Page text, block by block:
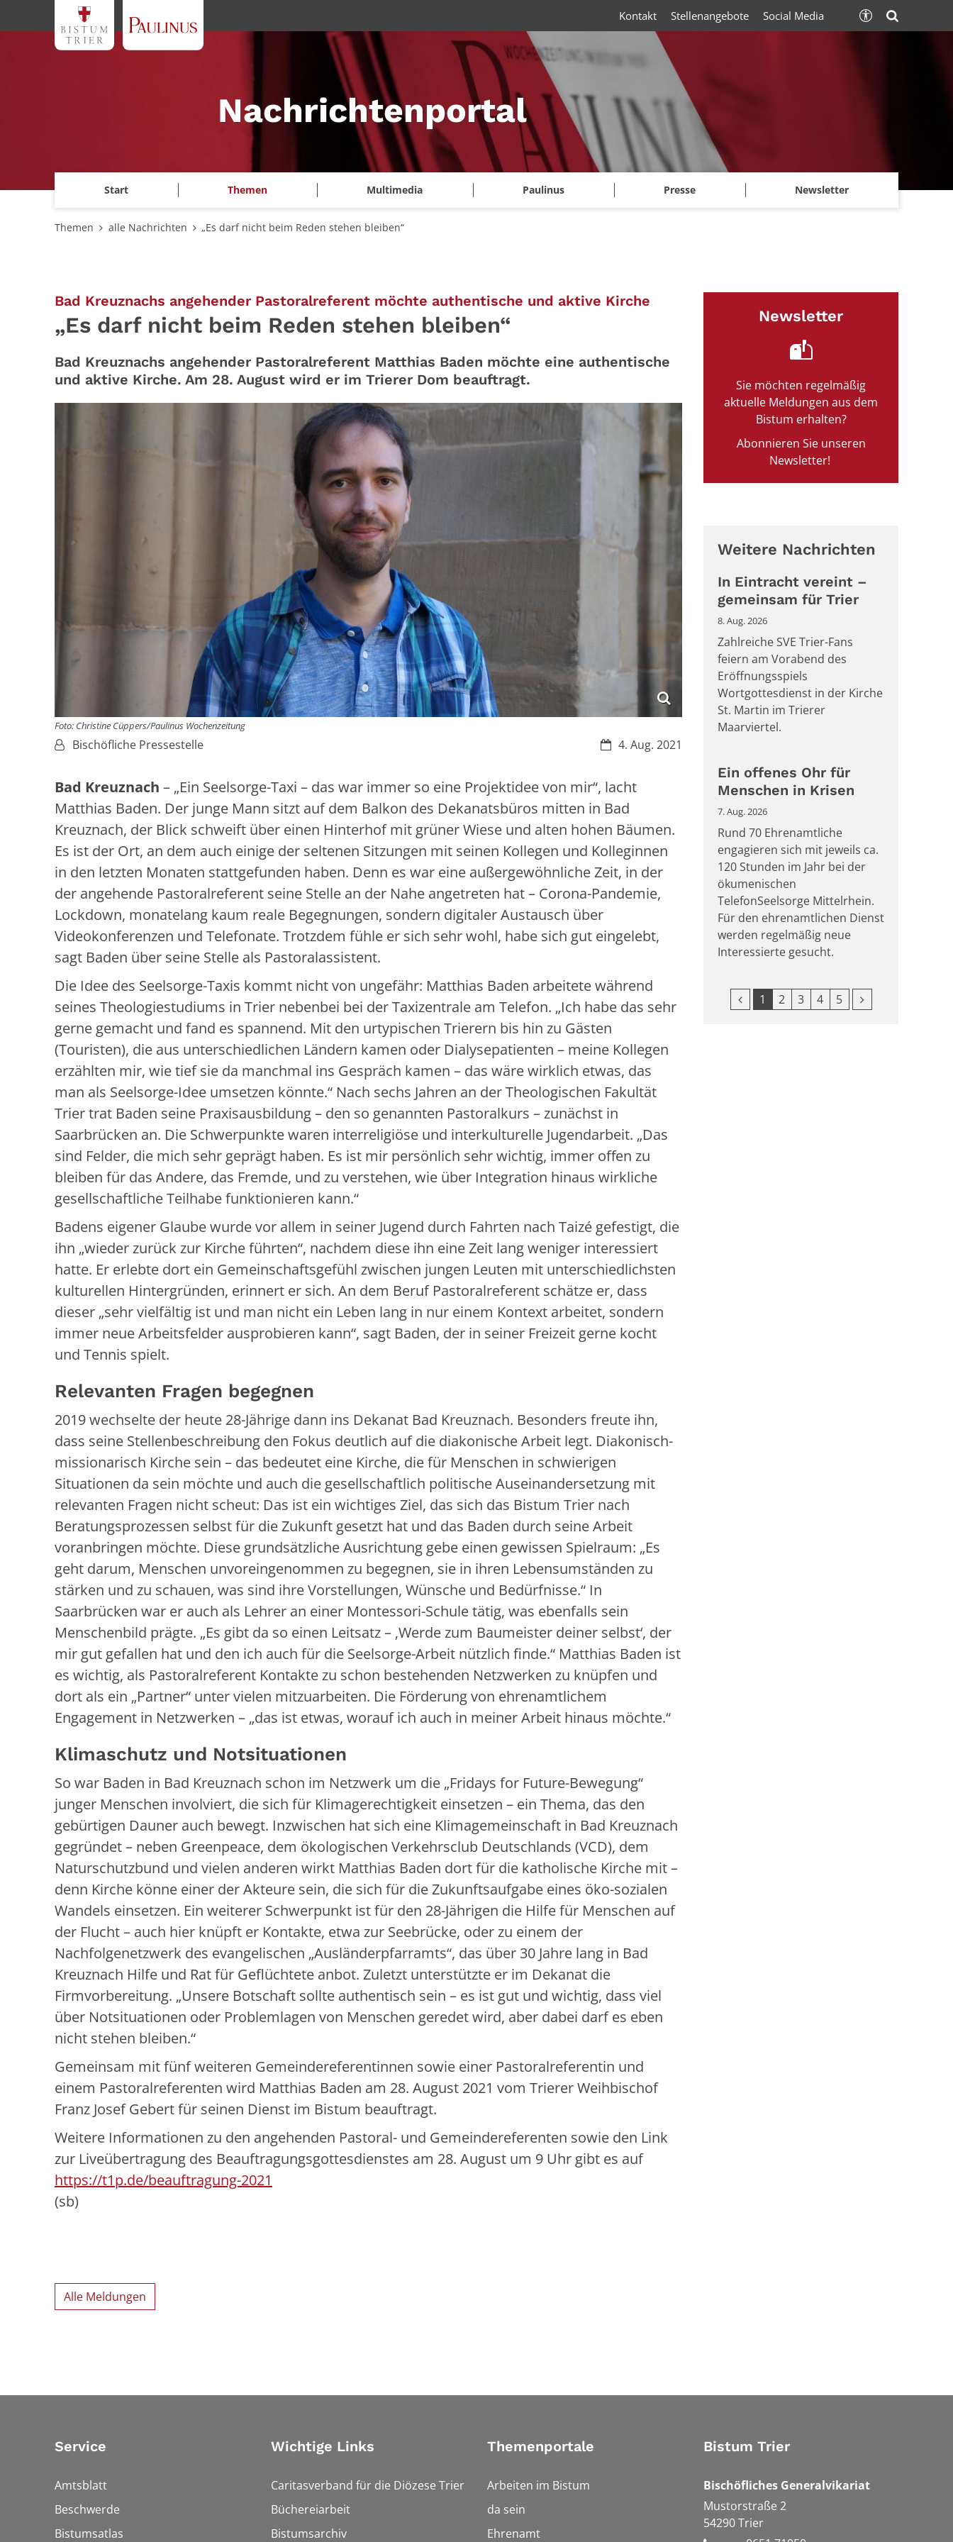
Zum Inhalt springen
Nachrichtenportal
Start Themen Multimedia Paulinus Presse Newsletter
Kontakt Stellenangebote Social Media
Themen alle Nachrichten „Es darf nicht beim Reden stehen bleiben“
Bad Kreuznachs angehender Pastoralreferent möchte authentische und aktive Kirche
„Es darf nicht beim Reden stehen bleiben“
Bad Kreuznachs angehender Pastoralreferent Matthias Baden möchte eine authentische
und aktive Kirche. Am 28. August wird er im Trierer Dom beauftragt.
Foto: Christine Cüppers/Paulinus Wochenzeitung
Datum:
4. Aug. 2021
Von:Bischöfliche Pressestelle
Bad Kreuznach – „Ein Seelsorge-Taxi – das war immer so eine Projektidee von mir“, lacht
Matthias Baden. Der junge Mann sitzt auf dem Balkon des Dekanatsbüros mitten in Bad
Kreuznach, der Blick schweift über einen Hinterhof mit grüner Wiese und alten hohen Bäumen.
Es ist der Ort, an dem auch einige der seltenen Sitzungen mit seinen Kollegen und Kolleginnen
in den letzten Monaten stattgefunden haben. Denn es war eine außergewöhnliche Zeit, in der
der angehende Pastoralreferent seine Stelle an der Nahe angetreten hat – Corona-Pandemie,
Lockdown, monatelang kaum reale Begegnungen, sondern digitaler Austausch über
Videokonferenzen und Telefonate. Trotzdem fühle er sich sehr wohl, habe sich gut eingelebt,
sagt Baden über seine Stelle als Pastoralassistent.
Die Idee des Seelsorge-Taxis kommt nicht von ungefähr: Matthias Baden arbeitete während
seines Theologiestudiums in Trier nebenbei bei der Taxizentrale am Telefon. „Ich habe das sehr
gerne gemacht und fand es spannend. Mit den urtypischen Trierern bis hin zu Gästen
(Touristen), die aus unterschiedlichen Ländern kamen oder Dialysepatienten – meine Kollegen
erzählten mir, wie tief sie da manchmal ins Gespräch kamen – das wäre wirklich etwas, das
man als Seelsorge-Idee umsetzen könnte.“ Nach sechs Jahren an der Theologischen Fakultät
Trier trat Baden seine Praxisausbildung – den so genannten Pastoralkurs – zunächst in
Saarbrücken an. Die Schwerpunkte waren interreligiöse und interkulturelle Jugendarbeit. „Das
sind Felder, die mich sehr geprägt haben. Es ist mir persönlich sehr wichtig, immer offen zu
bleiben für das Andere, das Fremde, und zu verstehen, wie über Integration hinaus wirkliche
gesellschaftliche Teilhabe funktionieren kann.“
Badens eigener Glaube wurde vor allem in seiner Jugend durch Fahrten nach Taizé gefestigt, die
ihn „wieder zurück zur Kirche führten“, nachdem diese ihn eine Zeit lang weniger interessiert
hatte. Er erlebte dort ein Gemeinschaftsgefühl zwischen jungen Leuten mit unterschiedlichsten
kulturellen Hintergründen, erinnert er sich. An dem Beruf Pastoralreferent schätze er, dass
dieser „sehr vielfältig ist und man nicht ein Leben lang in nur einem Kontext arbeitet, sondern
immer neue Arbeitsfelder ausprobieren kann“, sagt Baden, der in seiner Freizeit gerne kocht
und Tennis spielt.
Relevanten Fragen begegnen
2019 wechselte der heute 28-Jährige dann ins Dekanat Bad Kreuznach. Besonders freute ihn,
dass seine Stellenbeschreibung den Fokus deutlich auf die diakonische Arbeit legt. Diakonisch-
missionarisch Kirche sein – das bedeutet eine Kirche, die für Menschen in schwierigen
Situationen da sein möchte und auch die gesellschaftlich politische Auseinandersetzung mit
relevanten Fragen nicht scheut: Das ist ein wichtiges Ziel, das sich das Bistum Trier nach
Beratungsprozessen selbst für die Zukunft gesetzt hat und das Baden durch seine Arbeit
voranbringen möchte. Diese grundsätzliche Ausrichtung gebe einen gewissen Spielraum: „Es
geht darum, Menschen unvoreingenommen zu begegnen, sie in ihren Lebensumständen zu
stärken und zu schauen, was sind ihre Vorstellungen, Wünsche und Bedürfnisse.“ In
Saarbrücken war er auch als Lehrer an einer Montessori-Schule tätig, was ebenfalls sein
Menschenbild prägte. „Es gibt da so einen Leitsatz – ‚Werde zum Baumeister deiner selbst‘, der
mir gut gefallen hat und den ich auch für die Seelsorge-Arbeit nützlich finde.“ Matthias Baden ist
es wichtig, als Pastoralreferent Kontakte zu schon bestehenden Netzwerken zu knüpfen und
dort als ein „Partner“ unter vielen mitzuarbeiten. Die Förderung von ehrenamtlichem
Engagement in Netzwerken – „das ist etwas, worauf ich auch in meiner Arbeit hinaus möchte.“
Klimaschutz und Notsituationen
So war Baden in Bad Kreuznach schon im Netzwerk um die „Fridays for Future-Bewegung“
junger Menschen involviert, die sich für Klimagerechtigkeit einsetzen – ein Thema, das den
gebürtigen Dauner auch bewegt. Inzwischen hat sich eine Klimagemeinschaft in Bad Kreuznach
gegründet – neben Greenpeace, dem ökologischen Verkehrsclub Deutschlands (VCD), dem
Naturschutzbund und vielen anderen wirkt Matthias Baden dort für die katholische Kirche mit –
denn Kirche könne einer der Akteure sein, die sich für die Zukunftsaufgabe eines öko-sozialen
Wandels einsetzen. Ein weiterer Schwerpunkt ist für den 28-Jährigen die Hilfe für Menschen auf
der Flucht – auch hier knüpft er Kontakte, etwa zur Seebrücke, oder zu einem der
Nachfolgenetzwerk des evangelischen „Ausländerpfarramts“, das über 30 Jahre lang in Bad
Kreuznach Hilfe und Rat für Geflüchtete anbot. Zuletzt unterstützte er im Dekanat die
Firmvorbereitung. „Unsere Botschaft sollte authentisch sein – es ist gut und wichtig, dass viel
über Notsituationen oder Problemlagen von Menschen geredet wird, aber dabei darf es eben
nicht stehen bleiben.“
Gemeinsam mit fünf weiteren Gemeindereferentinnen sowie einer Pastoralreferentin und
einem Pastoralreferenten wird Matthias Baden am 28. August 2021 vom Trierer Weihbischof
Franz Josef Gebert für seinen Dienst im Bistum beauftragt.
Weitere Informationen zu den angehenden Pastoral- und Gemeindereferenten sowie den Link
zur Liveübertragung des Beauftragungsgottesdienstes am 28. August um 9 Uhr gibt es auf
https://t1p.de/beauftragung-2021
(sb)
Alle Meldungen
Newsletter
Sie möchten regelmäßig
aktuelle Meldungen aus dem
Bistum erhalten?
Abonnieren Sie unseren
Newsletter!
Weitere Nachrichten
In Eintracht vereint –
gemeinsam für Trier
8. Aug. 2026
Zahlreiche SVE Trier-Fans
feiern am Vorabend des
Eröffnungsspiels
Wortgottesdienst in der Kirche
St. Martin im Trierer
Maarviertel.
Ein offenes Ohr für
Menschen in Krisen
7. Aug. 2026
Rund 70 Ehrenamtliche
engagieren sich mit jeweils ca.
120 Stunden im Jahr bei der
ökumenischen
TelefonSeelsorge Mittelrhein.
Für den ehrenamtlichen Dienst
werden regelmäßig neue
Interessierte gesucht.
Vorherige Seite
1 2 3 4 5 Nächste Seite
Service
Amtsblatt
Beschwerde
Bistumsatlas
Wichtige Links
Caritasverband für die Diözese Trier
Büchereiarbeit
Bistumsarchiv
Themenportale
Arbeiten im Bistum
da sein
Ehrenamt
Bistum Trier
Bischöfliches Generalvikariat
Mustorstraße 2
54290Trier